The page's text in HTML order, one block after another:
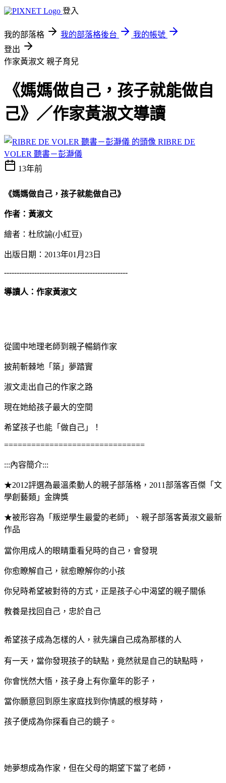
登入
我的部落格 我的部落格後台
我的帳號
登出
作家黃淑文 親子育兒
《媽媽做自己，孩子就能做自
己》／作家黃淑文導讀
RIBRE DE
VOLER 聽書－彭瀞儀
13年前
《媽媽做自己，孩子就能做自己》
作者：黃淑文
繪者：杜欣諭(小紅豆)
出版日期：2013年01月23日
-------------------------------------------------
導讀人：作家黃淑文
從國中地理老師到親子暢銷作家
披荊斬棘地「築」夢踏實
淑文走出自己的作家之路
現在她給孩子最大的空間
希望孩子也能「做自己」！
===============================
:::內容簡介:::
★2012評選為最溫柔動人的親子部落格，2011部落客百傑「文
學創藝類」金牌獎
★被形容為「叛逆學生最愛的老師」、親子部落客黃淑文最新
作品
當你用成人的眼睛重看兒時的自己，會發現
你愈瞭解自己，就愈瞭解你的小孩
你兒時希望被對待的方式，正是孩子心中渴望的親子關係
教養是找回自己，忠於自己
希望孩子成為怎樣的人，就先讓自己成為那樣的人
有一天，當你發現孩子的缺點，竟然就是自己的缺點時，
你會恍然大悟，孩子身上有你童年的影子，
當你願意回到原生家庭找到你情感的根芽時，
孩子便成為你探看自己的鏡子。
她夢想成為作家，但在父母的期望下當了老師，